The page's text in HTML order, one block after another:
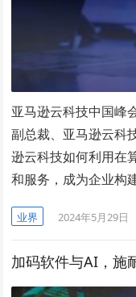
亚马逊云科技中国峰
副总裁、亚马逊云科
逊云科技如何利用在
和服务，成为企业构
业界 2024年5月29日
加码软件与AI，施